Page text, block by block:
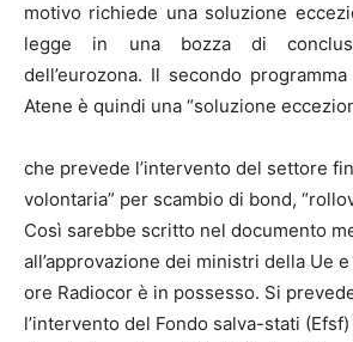
motivo richiede una soluzione
legge in una bozza di
dell’eurozona. Il secondo
Atene è quindi una “soluzione
che prevede l’intervento del settore
volontaria” per scambio di bond,
Così sarebbe scritto nel documento
all’approvazione dei ministri della Ue
ore Radiocor è in possesso. Si
l’intervento del Fondo salva-stati